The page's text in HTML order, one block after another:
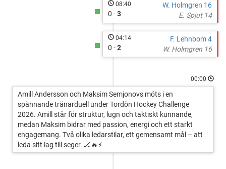
W. Holmgren 16
E. Spjut 14
08:40
0 -3
F. Lehnbom 4
W. Holmgren 16
04:14
0 -2
00:00
Amill Andersson och Maksim Semjonovs möts i en
spännande tränarduell under Tordön Hockey Challenge
2026. Amill står för struktur, lugn och taktiskt kunnande,
medan Maksim bidrar med passion, energi och ett starkt
engagemang. Två olika ledarstilar, ett gemensamt mål – att
leda sitt lag till seger. 🏒🔥⚡